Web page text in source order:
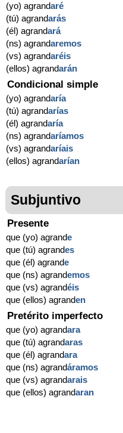
(yo) agrandaré
(tú) agrandarás
(él) agrandará
(ns) agrandaremos
(vs) agrandaréis
(ellos) agrandarán
Condicional simple
(yo) agrandaría
(tú) agrandarías
(él) agrandaría
(ns) agrandaríamos
(vs) agrandaríais
(ellos) agrandarían
Subjuntivo
Presente
que (yo) agrande
que (tú) agrandes
que (él) agrande
que (ns) agrandemos
que (vs) agrandéis
que (ellos) agranden
Pretérito imperfecto
que (yo) agrandara
que (tú) agrandaras
que (él) agrandara
que (ns) agrandáramos
que (vs) agrandarais
que (ellos) agrandaran